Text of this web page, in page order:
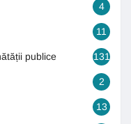
4
11
publice 131
2
13